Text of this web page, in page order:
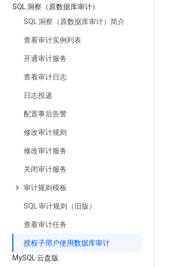
SQL 洞察（原数据库审计）
SQL 洞察（原数据库审计）简介
查看审计实例列表
开通审计服务
查看审计日志
日志投递
配置事后告警
修改审计规则
修改审计服务
关闭审计服务
审计规则模板
SQL 审计规则（旧版）
查看审计任务
授权子用户使用数据库审计
MySQL 云盘版